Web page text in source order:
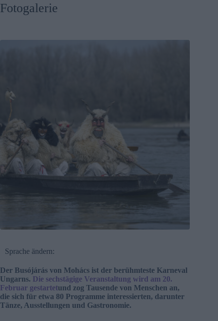
Fotogalerie
Sprache ändern:
Der Busójárás von Mohács ist der berühmteste Karneval
Ungarns. Die sechstägige Veranstaltung wird am 20.
Februar gestartetund zog Tausende von Menschen an,
die sich für etwa 80 Programme interessierten, darunter
Tänze, Ausstellungen und Gastronomie.